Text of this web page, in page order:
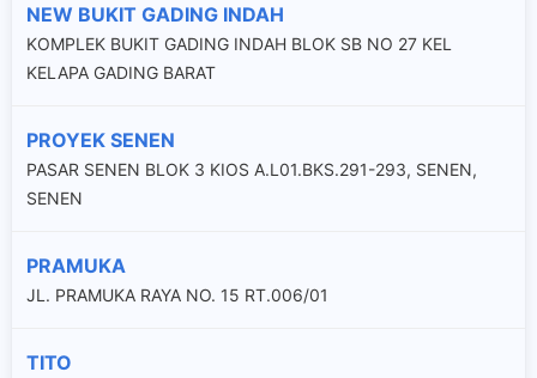
NEW BUKIT GADING INDAH
KOMPLEK BUKIT GADING INDAH BLOK SB NO 27 KEL
KELAPA GADING BARAT
PROYEK SENEN
PASAR SENEN BLOK 3 KIOS A.L01.BKS.291-293, SENEN,
SENEN
PRAMUKA
JL. PRAMUKA RAYA NO. 15 RT.006/01
TITO